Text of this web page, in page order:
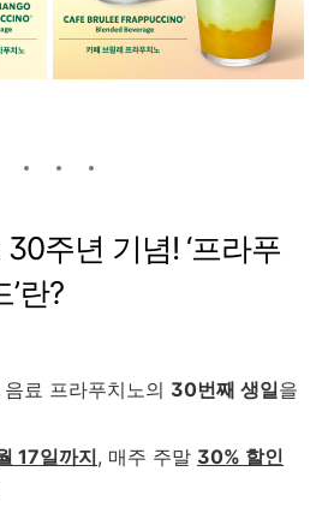
주년 기념! ‘프라푸
란?
료 프라푸치노의 30번째 생일을
17일까지, 매주 주말 30% 할인